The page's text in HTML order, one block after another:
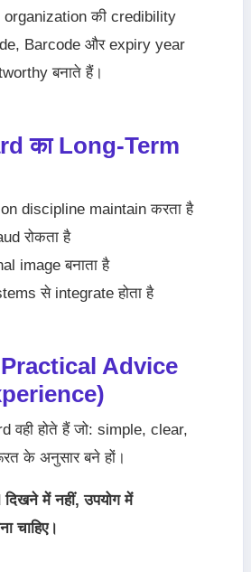
की credibility
Barcode और expiry year
बनाते हैं।
का Long-Term
discipline maintain करता है
रोकता है
image बनाता है
से integrate होता है
Advice
वही होते हैं जो: simple, clear,
के अनुसार बने हों।
में नहीं, उपयोग में
चाहिए।